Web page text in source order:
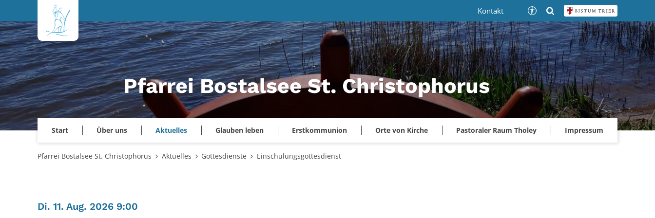
Zum Inhalt springen
Pfarrei Bostalsee St. Christophorus
Start Über uns Aktuelles Glauben leben Erstkommunion Orte von Kirche Pastoraler Raum Tholey Impressum
Kontakt
Pfarrei Bostalsee St. Christophorus Aktuelles Gottesdienste Einschulungsgottesdienst
Di. 11. Aug. 2026 9:00